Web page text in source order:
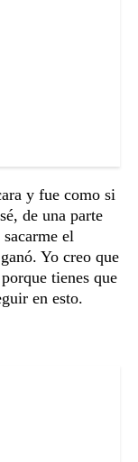
y fue como si
de una parte
el
Yo creo que
tienes que
en esto.